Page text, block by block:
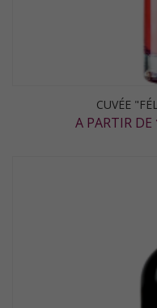
CUVÉE
A PARTIR DE